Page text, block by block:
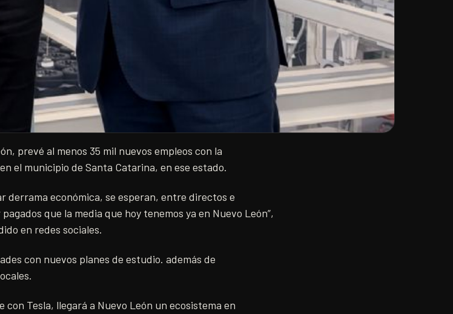
prevé al menos 35 mil nuevos empleos con la
el municipio de Santa Catarina, en ese estado.
derrama económica, se esperan, entre directos e
que la media que hoy tenemos ya en Nuevo León”,
en redes sociales.
con nuevos planes de estudio. además de
Tesla, llegará a Nuevo León un ecosistema en